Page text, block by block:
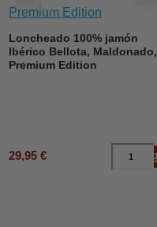
Loncheado 100% jamón
Ibérico Bellota, Maldonado,
Premium Edition
29,95 €